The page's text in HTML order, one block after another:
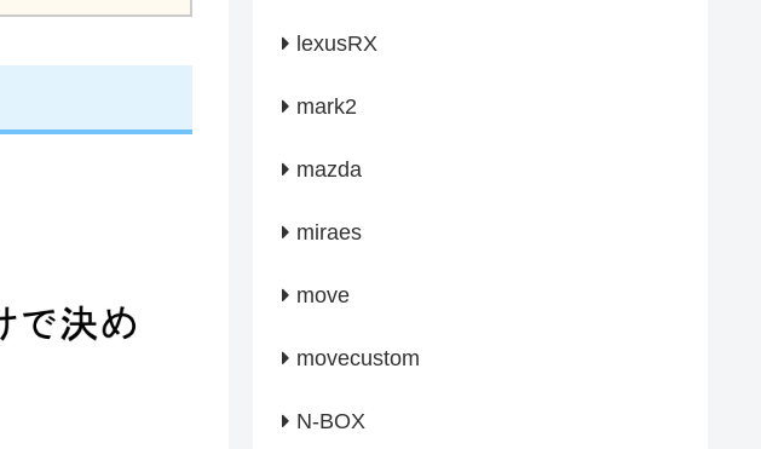
lexusRX
mark2
mazda
miraes
move
movecustom
N-BOX